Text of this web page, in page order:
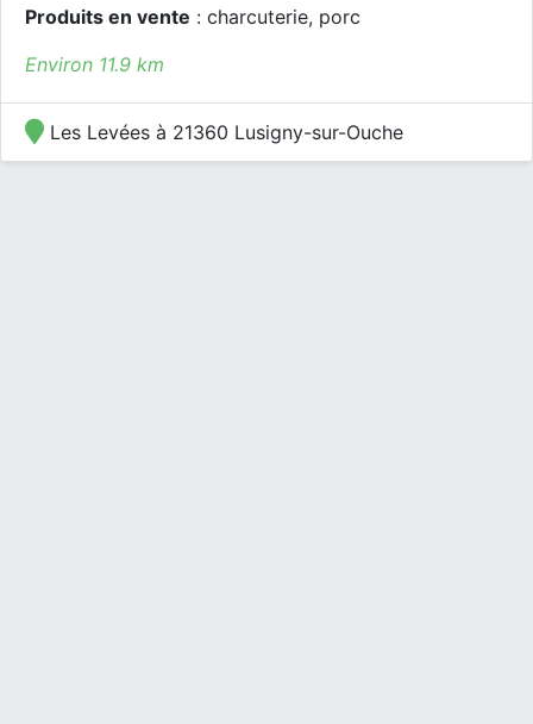
Produits en vente : charcuterie, porc
Environ 11.9 km
Les Levées à 21360 Lusigny-sur-Ouche